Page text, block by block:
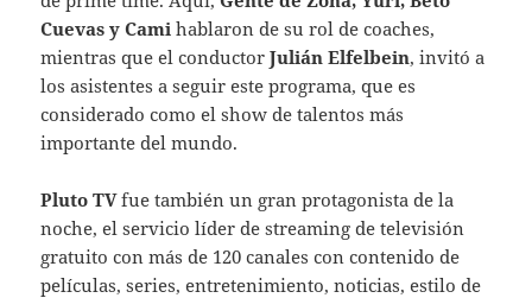
Cuevas y Cami hablaron de su rol de coaches,
mientras que el conductorJulián Elfelbein, invitó a
los asistentes a seguir este programa, que es
considerado como el show de talentos más
importante del mundo.
Pluto TVfue también un gran protagonista de la
noche, el servicio líder de streaming de televisión
gratuito con más de 120 canales con contenido de
películas, series, entretenimiento, noticias, estilo de